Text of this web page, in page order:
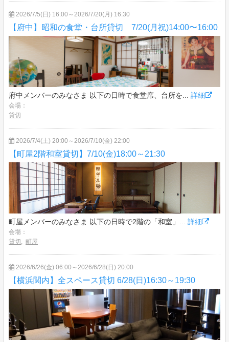
2026/7/5(日) 16:00～2026/7/20(月) 16:30
【府中】昭和の食堂・台所貸切 7/20(月祝)14:00〜16:00
府中メンバーのみなさま 以下の日時で食堂席、台所を... 詳細
会場：
貸切
2026/7/4(土) 20:00～2026/7/10(金) 22:00
【町屋2階和室貸切】7/10(金)18:00～21:30
町屋メンバーのみなさま 以下の日時で2階の「和室」... 詳細
会場：
貸切 , 町屋
2026/6/26(金) 06:00～2026/6/28(日) 20:00
【横浜関内】全スペース貸切 6/28(日)16:30～19:30